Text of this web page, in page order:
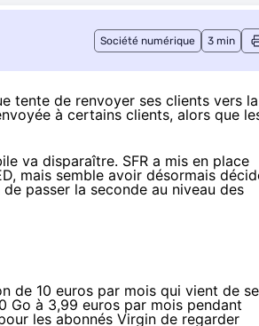
Société numérique 3 min
tente de renvoyer ses clients vers la
à certains clients, alors que
va disparaître. SFR a mis en place
, mais semble avoir désormais
passer la seconde au niveau des
de 10 euros par mois qui vient de se
Go à 3,99 euros par mois pendant
les abonnés Virgin de regarder